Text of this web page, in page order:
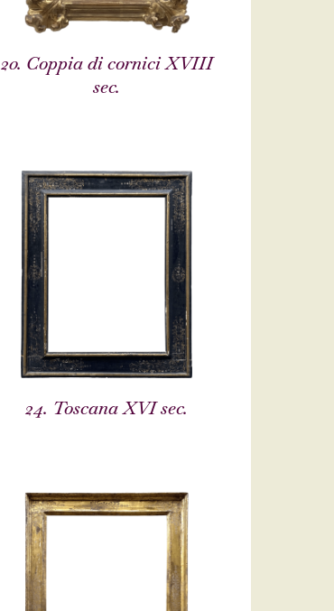
20. Coppia di cornici XVIII
sec.
24. Toscana XVI sec.